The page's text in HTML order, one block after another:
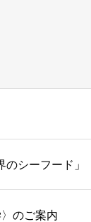
シーフード」
のご案内